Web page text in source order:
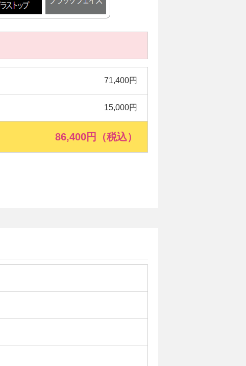
71,400円
15,000円
86,400円（税込）